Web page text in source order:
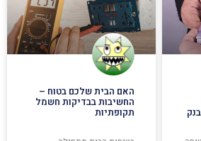
האם הבית שלכם בטוח –
החשיבות בבדיקות חשמל
תקופתיות